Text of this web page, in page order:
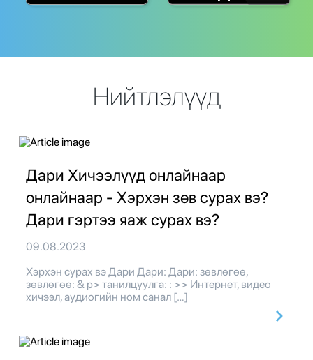
Нийтлэлүүд
Дари Хичээлүүд онлайнаар
онлайнаар - Хэрхэн зөв сурах вэ?
Дари гэртээ яаж сурах вэ?
09.08.2023
Хэрхэн сурах вэ Дари Дари: Дари: зөвлөгөө,
зөвлөгөө: & p> танилцуулга: : >> Интернет, видео
хичээл, аудиогийн ном санал […]